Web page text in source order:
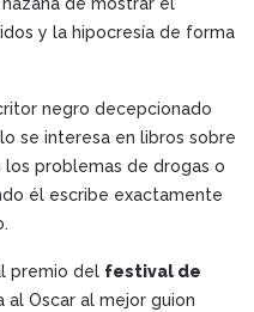
de mostrar el
y la hipocresía de forma
negro decepcionado
se interesa en libros sobre
problemas de drogas o
él escribe exactamente
premio del festival de
al Oscar al mejor guion